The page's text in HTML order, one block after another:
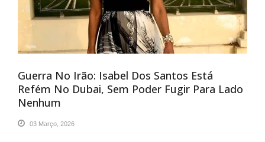
Guerra No Irão: Isabel Dos Santos Está
Refém No Dubai, Sem Poder Fugir Para Lado
Nenhum
03 Março, 2026